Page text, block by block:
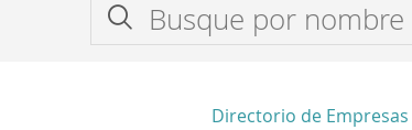
Directorio de Empresas